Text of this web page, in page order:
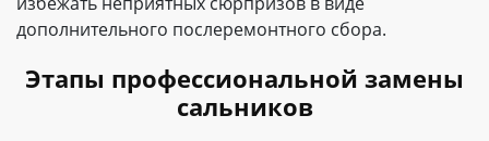
дополнительного послеремонтного сбора.
Этапы профессиональной замены
сальников